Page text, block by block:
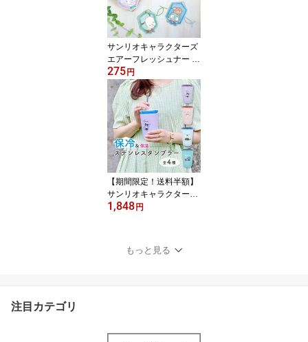
サンリオキャラクターズ
エアーフレッシュナー ク
ロミ マイメロディ シナ
モロール ポチャッコ ハ
ンギョドン カー用品 フ
レグランス キャラクター
グッズ
275 円
【期間限定！送料半額】
サンリオキャラクターズ
sanrio グッズ 保温保冷タ
1,848 円
もっと見る
注目カテゴリ